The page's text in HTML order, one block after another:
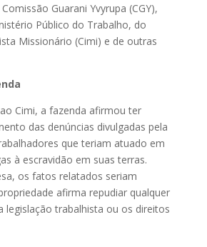
Guarani Yvyrupa (CGY),
Público do Trabalho, do
Missionário (Cimi) e de outras
Cimi, a fazenda afirmou ter
das denúncias divulgadas pela
que teriam atuado em
à escravidão em suas terras.
os fatos relatados seriam
afirma repudiar qualquer
legislação trabalhista ou os direitos